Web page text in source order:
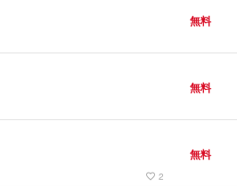
無料
無料
favorite_border 2
無料